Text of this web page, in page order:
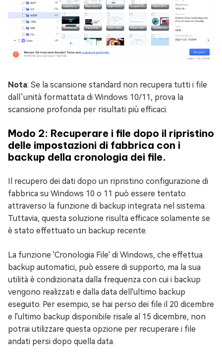
Nota: Se la scansione standard non recupera tutti i file
dall’unità formattata di Windows 10/11, prova la
scansione profonda per risultati più efficaci.
Modo 2: Recuperare i file dopo il ripristino
delle impostazioni di fabbrica con i
backup della cronologia dei file.
Il recupero dei dati dopo un ripristino configurazione di
fabbrica su Windows 10 o 11 può essere tentato
attraverso la funzione di backup integrata nel sistema.
Tuttavia, questa soluzione risulta efficace solamente se
è stato effettuato un backup recente.
La funzione 'Cronologia File' di Windows, che effettua
backup automatici, può essere di supporto, ma la sua
utilità è condizionata dalla frequenza con cui i backup
vengono realizzati e dalla data dell'ultimo backup
eseguito. Per esempio, se hai perso dei file il 20 dicembre
e l'ultimo backup disponibile risale al 15 dicembre, non
potrai utilizzare questa opzione per recuperare i file
andati persi dopo quella data.